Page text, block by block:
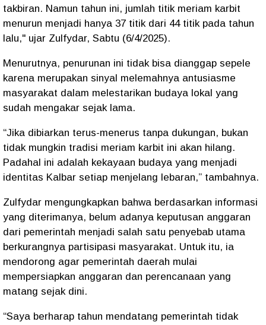
takbiran. Namun tahun ini, jumlah titik meriam karbit
menurun menjadi hanya 37 titik dari 44 titik pada tahun
lalu," ujar Zulfydar, Sabtu (6/4/2025).
Menurutnya, penurunan ini tidak bisa dianggap sepele
karena merupakan sinyal melemahnya antusiasme
masyarakat dalam melestarikan budaya lokal yang
sudah mengakar sejak lama.
“Jika dibiarkan terus-menerus tanpa dukungan, bukan
tidak mungkin tradisi meriam karbit ini akan hilang.
Padahal ini adalah kekayaan budaya yang menjadi
identitas Kalbar setiap menjelang lebaran,” tambahnya.
Zulfydar mengungkapkan bahwa berdasarkan informasi
yang diterimanya, belum adanya keputusan anggaran
dari pemerintah menjadi salah satu penyebab utama
berkurangnya partisipasi masyarakat. Untuk itu, ia
mendorong agar pemerintah daerah mulai
mempersiapkan anggaran dan perencanaan yang
matang sejak dini.
“Saya berharap tahun mendatang pemerintah tidak